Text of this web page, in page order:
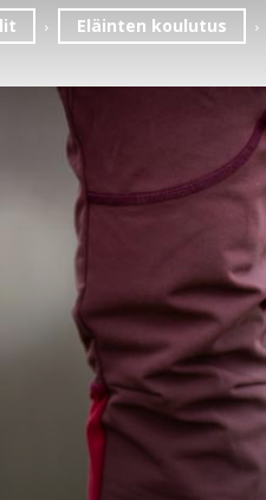
Eläinten koulutus